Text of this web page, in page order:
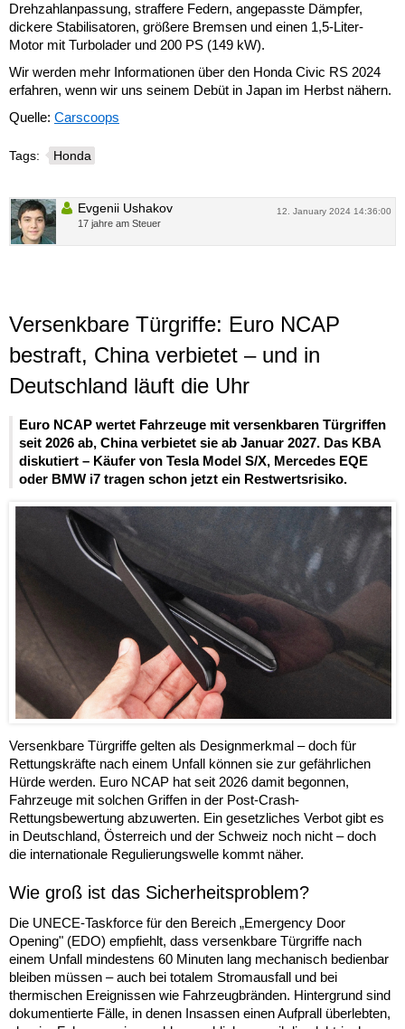
Drehzahlanpassung, straffere Federn, angepasste Dämpfer,
dickere Stabilisatoren, größere Bremsen und einen 1,5-Liter-
Motor mit Turbolader und 200 PS (149 kW).
Wir werden mehr Informationen über den Honda Civic RS 2024
erfahren, wenn wir uns seinem Debüt in Japan im Herbst nähern.
Quelle: Carscoops
Tags: Honda
12. January 2024 14:36:00
Evgenii Ushakov
17 jahre am Steuer
Versenkbare Türgriffe: Euro NCAP
bestraft, China verbietet – und in
Deutschland läuft die Uhr
Euro NCAP wertet Fahrzeuge mit versenkbaren Türgriffen
seit 2026 ab, China verbietet sie ab Januar 2027. Das KBA
diskutiert – Käufer von Tesla Model S/X, Mercedes EQE
oder BMW i7 tragen schon jetzt ein Restwertsrisiko.
Versenkbare Türgriffe gelten als Designmerkmal – doch für
Rettungskräfte nach einem Unfall können sie zur gefährlichen
Hürde werden. Euro NCAP hat seit 2026 damit begonnen,
Fahrzeuge mit solchen Griffen in der Post-Crash-
Rettungsbewertung abzuwerten. Ein gesetzliches Verbot gibt es
in Deutschland, Österreich und der Schweiz noch nicht – doch
die internationale Regulierungswelle kommt näher.
Wie groß ist das Sicherheitsproblem?
Die UNECE-Taskforce für den Bereich „Emergency Door
Opening" (EDO) empfiehlt, dass versenkbare Türgriffe nach
einem Unfall mindestens 60 Minuten lang mechanisch bedienbar
bleiben müssen – auch bei totalem Stromausfall und bei
thermischen Ereignissen wie Fahrzeugbränden. Hintergrund sind
dokumentierte Fälle, in denen Insassen einen Aufprall überlebten,